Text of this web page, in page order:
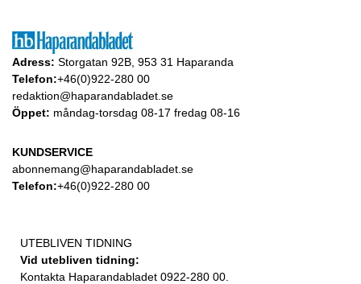
Adress: Storgatan 92B, 953 31 Haparanda
Telefon:+46(0)922-280 00
redaktion@haparandabladet.se
Öppet: måndag-torsdag 08-17 fredag 08-16
KUNDSERVICE
abonnemang@haparandabladet.se
Telefon:+46(0)922-280 00
UTEBLIVEN TIDNING
Vid utebliven tidning:
Kontakta Haparandabladet 0922-280 00.